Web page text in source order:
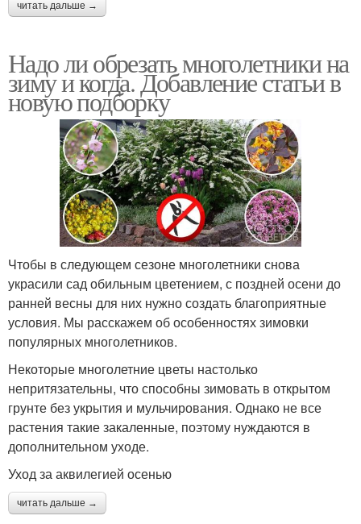
читать дальше →
Надо ли обрезать многолетники на
зиму и когда. Добавление статьи в
новую подборку
Чтобы в следующем сезоне многолетники снова
украсили сад обильным цветением, с поздней осени до
ранней весны для них нужно создать благоприятные
условия. Мы расскажем об особенностях зимовки
популярных многолетников.
Некоторые многолетние цветы настолько
непритязательны, что способны зимовать в открытом
грунте без укрытия и мульчирования. Однако не все
растения такие закаленные, поэтому нуждаются в
дополнительном уходе.
Уход за аквилегией осенью
читать дальше →